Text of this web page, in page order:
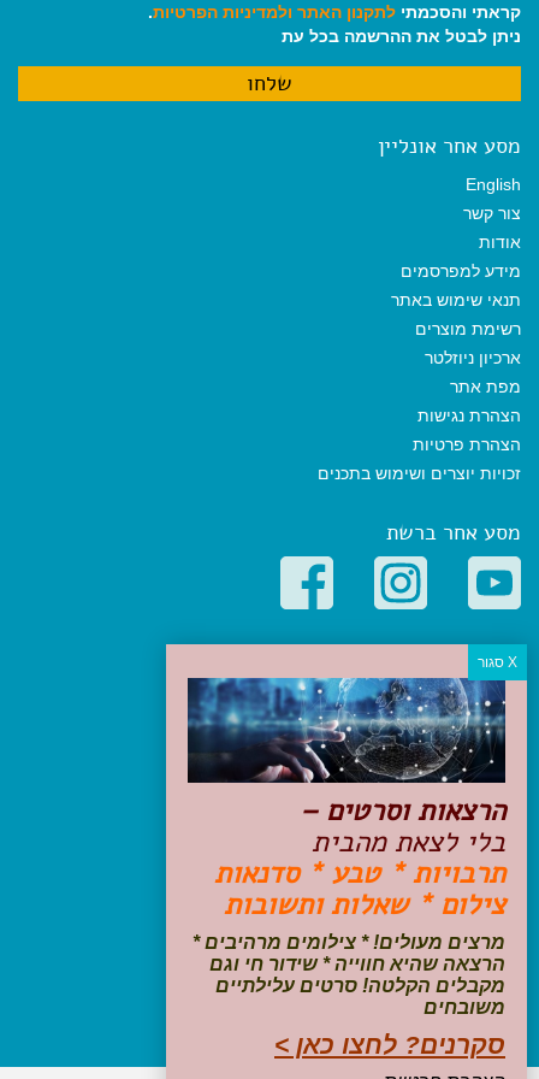
קראתי והסכמתי לתקנון האתר ולמדיניות הפרטיות.
ניתן לבטל את ההרשמה בכל עת
מסע אחר אונליין
English
צור קשר
אודות
מידע למפרסמים
תנאי שימוש באתר
רשימת מוצרים
ארכיון ניוזלטר
מפת אתר
הצהרת נגישות
הצהרת פרטיות
זכויות יוצרים ושימוש בתכנים
מסע אחר ברשת
קטגוריות פופולריות
יעדים
טיולים בישראל
מלונות בוטיק בישראל
טיפים והמלצות
הכנות לנסיעה
טיולי ג'יפים
טיולים עם ילדים
שייט, הפלגות, קרוזים
עקבו אחרינו בפייסבוק
הרצאות וסרטים –
בלי לצאת מהבית
תרבויות * טבע * סדנאות
צילום * שאלות ותשובות
מרצים מעולים! * צילומים מרהיבים *
הרצאה שהיא חווייה * שידור חי וגם
מקבלים הקלטה! סרטים עלילתיים
משובחים
סקרנים? לחצו כאן >